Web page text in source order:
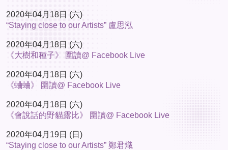
2020年04月18日 (六)
“Staying close to our Artists” 盧思泓
2020年04月18日 (六)
《大樹和種子》 圍讀@ Facebook Live
2020年04月18日 (六)
《蛐蛐》 圍讀@ Facebook Live
2020年04月18日 (六)
《會說話的野貓露比》 圍讀@ Facebook Live
2020年04月19日 (日)
“Staying close to our Artists” 鄭君熾